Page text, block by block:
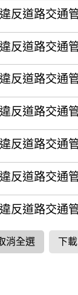
反道路交通
反道路交通
反道路交通
反道路交通
反道路交通
反道路交通
反道路交通
消全選 下